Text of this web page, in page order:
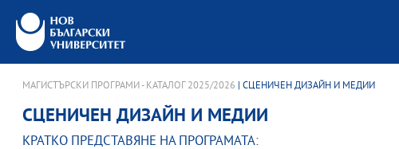
МАГИСТЪРСКИ ПРОГРАМИ - КАТАЛОГ 2025/2026 | СЦЕНИЧЕН ДИЗАЙН И МЕДИИ
СЦЕНИЧЕН ДИЗАЙН И МЕДИИ
КРАТКО ПРЕДСТАВЯНЕ НА ПРОГРАМАТА: